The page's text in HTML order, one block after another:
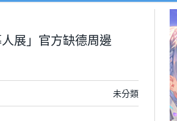
展」官方缺德周邊
未分類